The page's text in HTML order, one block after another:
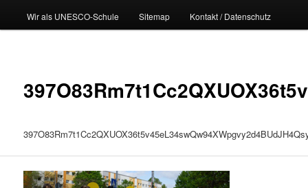
Wir als UNESCO-Schule Sitemap Kontakt / Datenschutz